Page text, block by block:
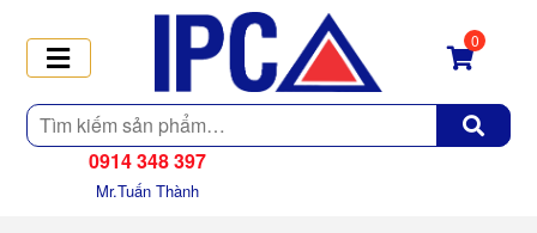
Tìm
kiếm
0
0914 348 397
Mr.Tuấn Thành